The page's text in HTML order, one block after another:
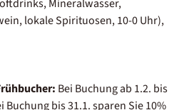
Mineralwasser,
lokale Spirituosen, 10-0 Uhr),
Bei Buchung ab 1.2. bis
Buchung bis 31.1. sparen Sie 10%